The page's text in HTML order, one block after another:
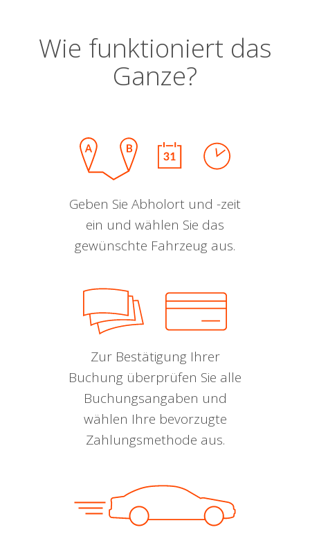
Wie funktioniert das
Ganze?
Geben Sie Abholort und -zeit
ein und wählen Sie das
gewünschte Fahrzeug aus.
Zur Bestätigung Ihrer
Buchung überprüfen Sie alle
Buchungsangaben und
wählen Ihre bevorzugte
Zahlungsmethode aus.